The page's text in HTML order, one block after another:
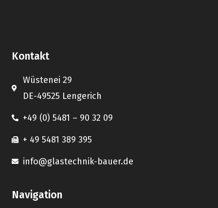
Kontakt
Wüstenei 29
DE-49525 Lengerich
+49 (0) 5481 – 90 32 09
+ 49 5481 389 395
info@glastechnik-bauer.de
Navigation